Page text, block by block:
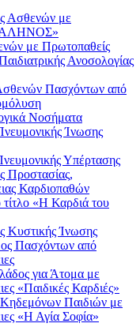
Ασθενών με
με Πρωτοπαθείς
Ανοσολογίας
Πασχόντων από
Νοσήματα
Ίνωσης
Υπέρτασης
Προστασίας,
Καρδιοπαθών
τίτλο «Η Καρδιά του
Κυστικής Ίνωσης
Πασχόντων από
για Άτομα με
«Παιδικές Καρδιές»
Παιδιών με
«Η Αγία Σοφία»